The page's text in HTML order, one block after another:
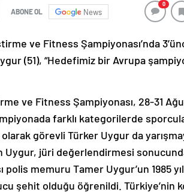
ABONE OL News
0
ve Fitness Şampiyonası’nda
(51), “Hedefimiz bir Avrupa
ve Fitness Şampiyonası, 28-31
farklı kategorilerde
olarak görevli Türker Uygur da
jüri değerlendirmesi
polis memuru Tamer Uygur’un 1985
şehit olduğu öğrenildi. Türkiye’nin